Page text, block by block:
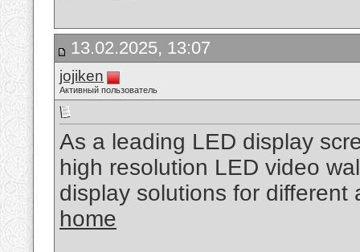
13.02.2025, 13:07
jojiken
Активный пользователь
As a leading LED display
high resolution LED video
display solutions for
home